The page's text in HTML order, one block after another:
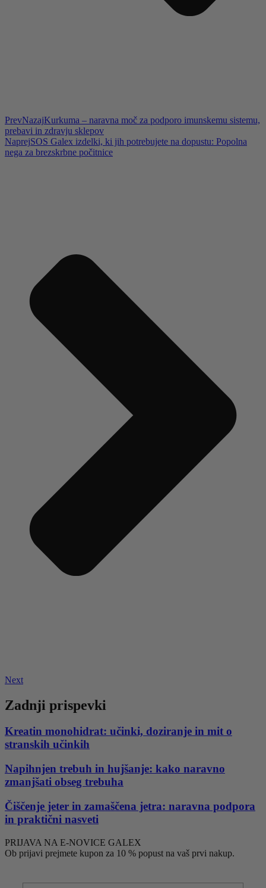
PrevNazajKurkuma – naravna moč za podporo imunskemu sistemu,
prebavi in zdravju sklepov
NaprejSOS Galex izdelki, ki jih potrebujete na dopustu: Popolna
nega za brezskrbne počitnice
Next
Zadnji prispevki
Kreatin monohidrat: učinki, doziranje in mit o
stranskih učinkih
Napihnjen trebuh in hujšanje: kako naravno
zmanjšati obseg trebuha
Čiščenje jeter in zamaščena jetra: naravna podpora
in praktični nasveti
PRIJAVA NA E-NOVICE GALEX
Ob prijavi prejmete kupon za 10 % popust na vaš prvi nakup.